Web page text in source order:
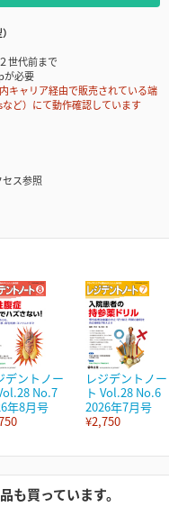
世代前まで
が必要
ャリア経由で販売されている端
など）にて動作確認しています
ス参照
デントノー
No.7
年8月号
レジデントノー
ト Vol.28 No.6
2026年7月号
¥2,750
も買っています。